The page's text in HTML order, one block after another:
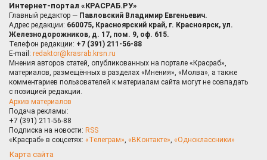
Интернет-портал «КРАСРАБ.РУ»
Главный редактор — Павловский Владимир Евгеньевич.
Адрес редакции: 660075, Красноярский край, г. Красноярск, ул.
Железнодорожников, д. 17, пом. 9, оф. 615.
Телефон редакции: +7 (391) 211-56-88
E-mail: redaktor@krasrab.krsn.ru
Мнения авторов статей, опубликованных на портале «Красраб»,
материалов, размещённых в разделах «Мнения», «Молва», а также
комментариев пользователей к материалам сайта могут не совпадать
с позицией редакции.
Архив материалов
Подача рекламы:
+7 (391) 211-56-88
Подписка на новости: RSS
«Красраб» в соцсетях: «Телеграм», «ВКонтакте», «Одноклассники»
Карта сайта